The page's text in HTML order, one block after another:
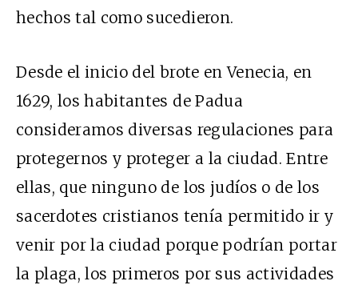
hechos tal como sucedieron.
Desde el inicio del brote en Venecia, en
1629, los habitantes de Padua
consideramos diversas regulaciones para
protegernos y proteger a la ciudad. Entre
ellas, que ninguno de los judíos o de los
sacerdotes cristianos tenía permitido ir y
venir por la ciudad porque podrían portar
la plaga, los primeros por sus actividades